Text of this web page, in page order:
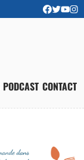
PODCAST CONTACT